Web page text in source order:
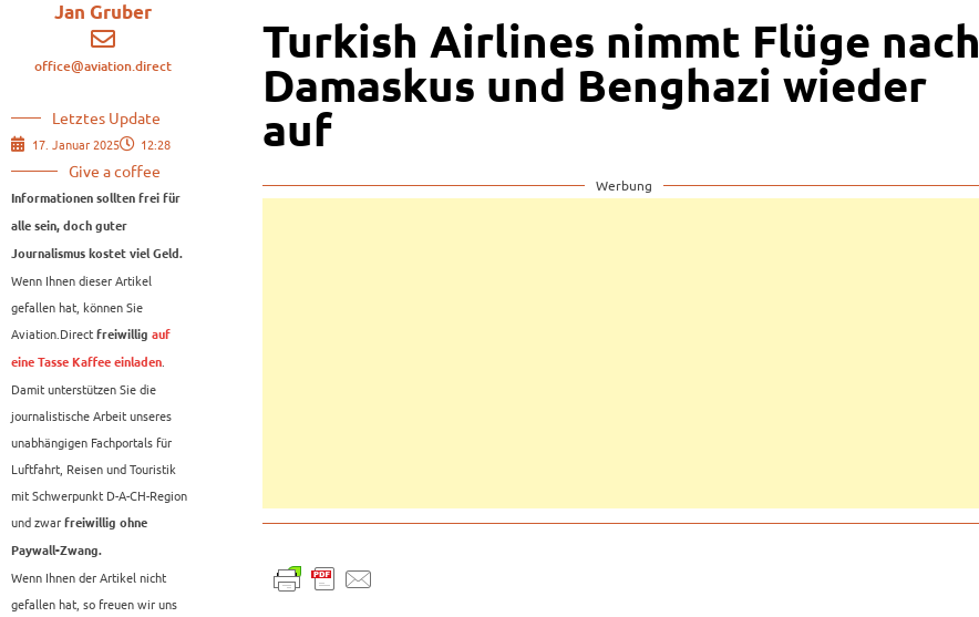
Jan Gruber
office@aviation.direct
Letztes Update
17. Januar 2025 12:28
Give a coffee
Informationen sollten frei für
alle sein, doch guter
Journalismus kostet viel Geld.
Wenn Ihnen dieser Artikel
gefallen hat, können Sie
Aviation.Direct freiwillig auf
eine Tasse Kaffee einladen.
Damit unterstützen Sie die
journalistische Arbeit unseres
unabhängigen Fachportals für
Luftfahrt, Reisen und Touristik
mit Schwerpunkt D-A-CH-Region
und zwar freiwillig ohne
Paywall-Zwang.
Wenn Ihnen der Artikel nicht
gefallen hat, so freuen wir uns
Turkish Airlines nimmt Flüge nach
Damaskus und Benghazi wieder
auf
Werbung